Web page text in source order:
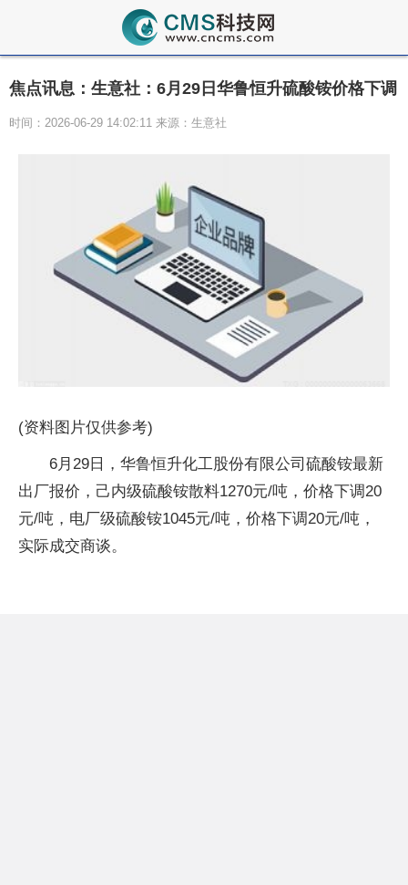
焦点讯息：生意社：6月29日华鲁恒升硫酸铵价格下调
时间：2026-06-29 14:02:11 来源：生意社
(资料图片仅供参考)
6月29日，华鲁恒升化工股份有限公司硫酸铵最新
出厂报价，己内级硫酸铵散料1270元/吨，价格下调20
元/吨，电厂级硫酸铵1045元/吨，价格下调20元/吨，
实际成交商谈。